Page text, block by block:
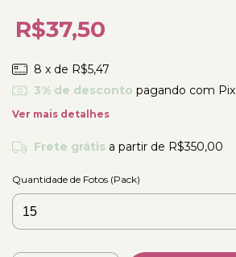
R$37,50
8 x de R$5,47
3% de desconto pagando com Pix
Ver mais detalhes
Frete grátis a partir de R$350,00
Quantidade de Fotos (Pack)